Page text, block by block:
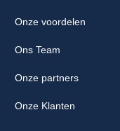
Onze voordelen
Ons Team
Onze partners
Onze Klanten